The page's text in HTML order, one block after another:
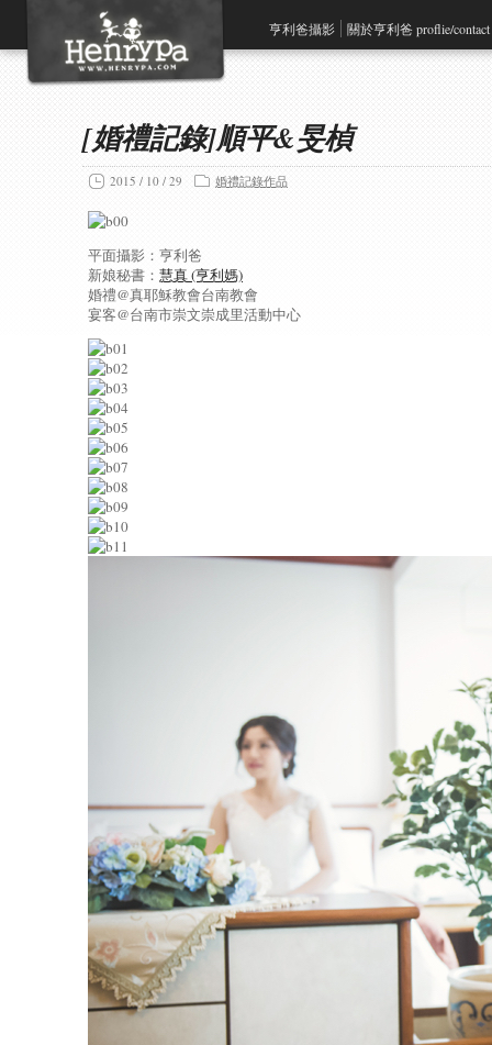
亨利爸攝影 關於亨利爸 proflie/contact
[婚禮記錄]順平&旻楨
2015 / 10 / 29 婚禮記錄作品
平面攝影：亨利爸
新娘秘書： 慧真 (亨利媽)
婚禮@真耶穌教會台南教會
宴客@台南市崇文崇成里活動中心